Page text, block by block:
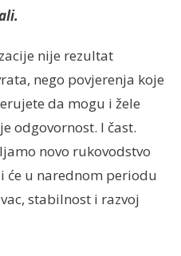
nije rezultat
nego povjerenja koje
da mogu i žele
odgovornost. I čast.
novo rukovodstvo
će u narednom periodu
stabilnost i razvoj